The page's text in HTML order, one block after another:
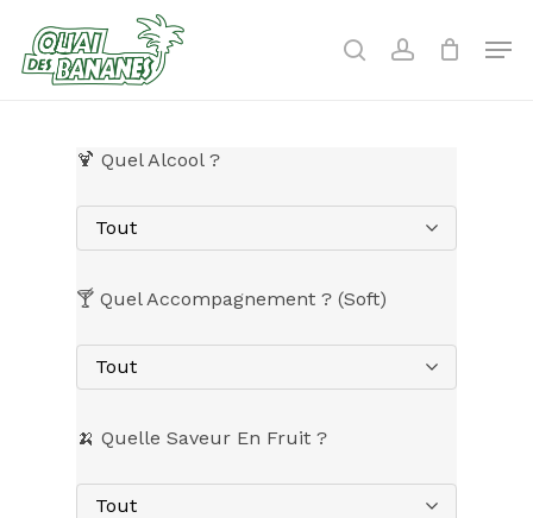
main
content
searchaccount
🍹 Quel Alcool ?
Tout
🍸 Quel Accompagnement ? (Soft)
Tout
🍌 Quelle Saveur En Fruit ?
Tout